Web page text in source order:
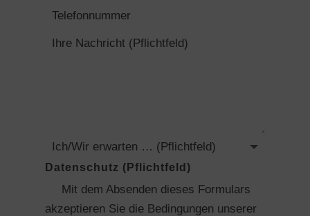
Datenschutz (Pflichtfeld)
Mit dem Absenden dieses Formulars
akzeptieren Sie die Bedingungen unserer